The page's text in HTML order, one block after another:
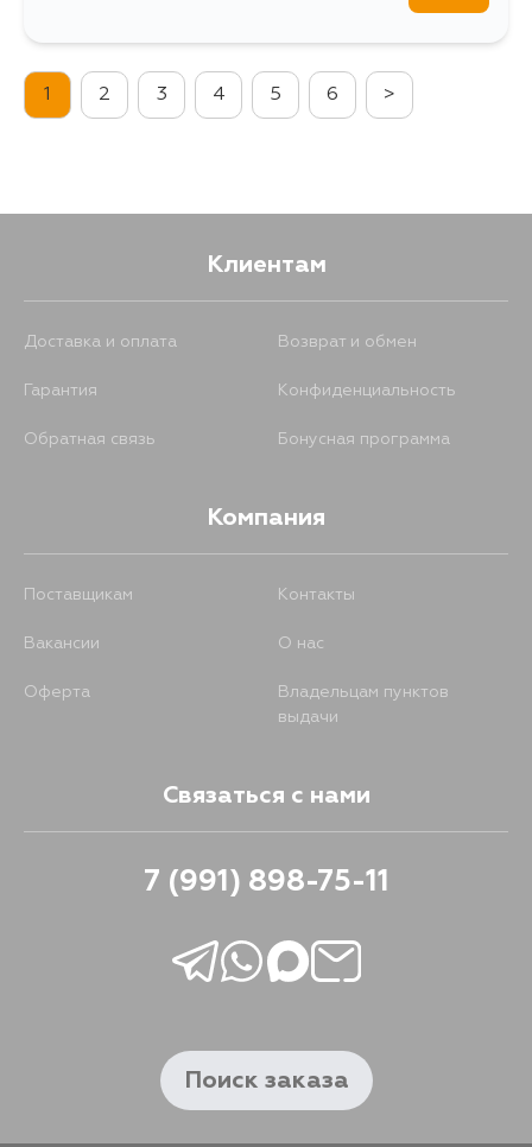
1 2 3 4 5 6 >
Клиентам
Доставка и оплата Возврат и обмен
Гарантия Конфиденциальность
Обратная связь Бонусная программа
Компания
Поставщикам Контакты
Вакансии О нас
Оферта
Владельцам пунктов
выдачи
Связаться с нами
7 (991) 898-75-11
Поиск заказа